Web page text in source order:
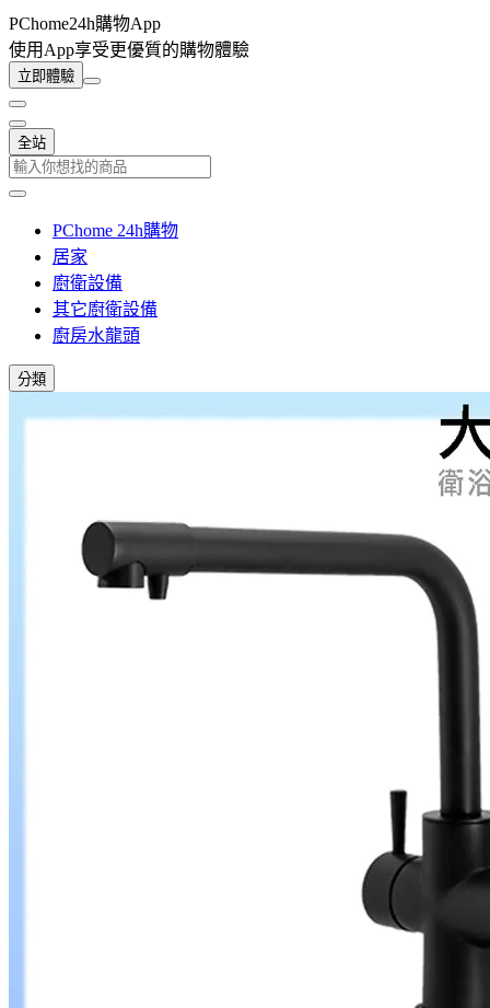
PChome24h購物App
使用App享受更優質的購物體驗
立即體驗
全站
PChome 24h購物
居家
廚衛設備
其它廚衛設備
廚房水龍頭
分類